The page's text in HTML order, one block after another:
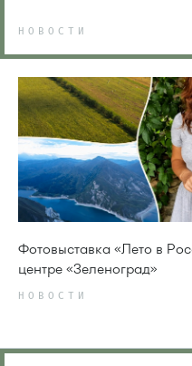
НОВОСТИ
Фотовыставка «Лето в
центре «Зеленоград»
НОВОСТИ